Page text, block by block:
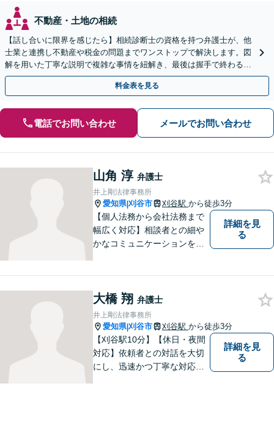
不動産・土地の相続
【話し合いに限界を感じたら】相続診断士の資格を持つ弁護士が、他
士業と連携し不動産や税金の問題までワンストップで解決します。図
解を用いた丁寧な説明で複雑な事情を紐解き、最後は握手で終わる円
満な解決へ導きます。【東海エリア・神奈川県対応】
料金表を見る
電話でお問い合わせ メールでお問い合わせ
山角 淳 弁護士
井上剛法律事務所
愛知県|刈谷市 刈谷駅 から徒歩3分
【個人法務から会社法務まで
幅広く対応】相談者との細や
かなコミュニケーションを大
ら、お早めにご相談くださ
い。【JR在来線「刈谷駅」4
分】【駐車場あり】
詳細を見
る
大橋 翔 弁護士
井上剛法律事務所
愛知県|刈谷市 刈谷駅 から徒歩3分
【刈谷駅10分】【休日・夜間
対応】依頼者との対話を大切
にし、迅速かつ丁寧な対応を
詳細を見
る